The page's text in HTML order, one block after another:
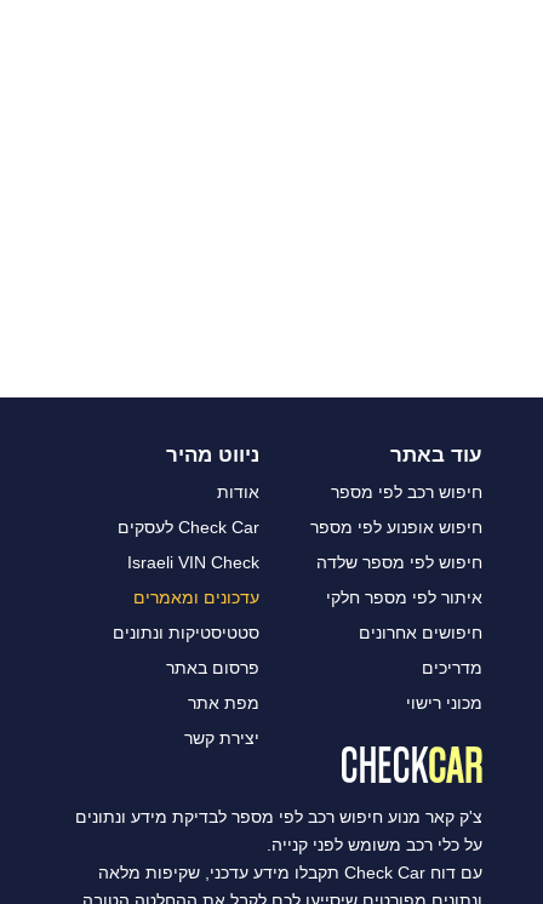
עוד באתר
חיפוש רכב לפי מספר
חיפוש אופנוע לפי מספר
חיפוש לפי מספר שלדה
איתור לפי מספר חלקי
חיפושים אחרונים
מדריכים
מכוני רישוי
ניווט מהיר
אודות
Check Car לעסקים
Israeli VIN Check
עדכונים ומאמרים
סטטיסטיקות ונתונים
פרסום באתר
מפת אתר
יצירת קשר
צ'ק קאר מנוע חיפוש רכב לפי מספר לבדיקת מידע ונתונים
על כלי רכב משומש לפני קנייה.
עם דוח Check Car תקבלו מידע עדכני, שקיפות מלאה